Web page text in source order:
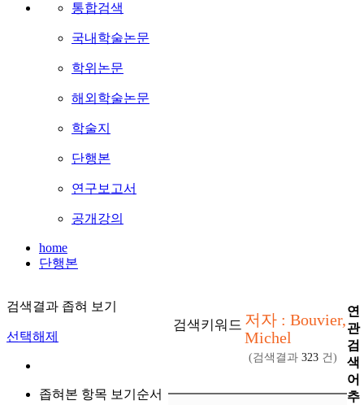
통합검색
국내학술논문
학위논문
해외학술논문
학술지
단행본
연구보고서
공개강의
home
단행본
검색결과 좁혀 보기
선택해제
좁혀본 항목 보기순서
검색키워드 저자 : Bouvier,
Michel
(검색결과 323 건)
연
관
검
색
어
추